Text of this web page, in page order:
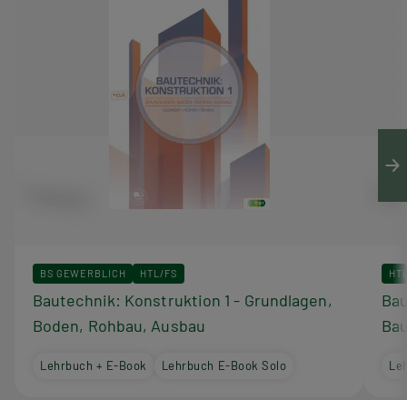
BS GEWERBLICH HTL/FS
Bautechnik: Konstruktion 1 - Grundlagen,
Boden, Rohbau, Ausbau
Lehrbuch + E-Book Lehrbuch E-Book Solo